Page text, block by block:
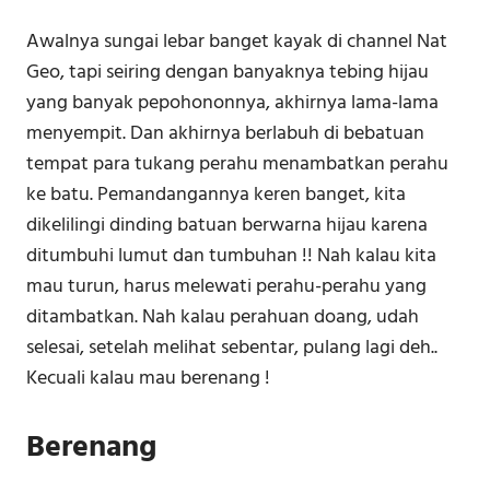
Awalnya sungai lebar banget kayak di channel Nat
Geo, tapi seiring dengan banyaknya tebing hijau
yang banyak pepohononnya, akhirnya lama-lama
menyempit. Dan akhirnya berlabuh di bebatuan
tempat para tukang perahu menambatkan perahu
ke batu. Pemandangannya keren banget, kita
dikelilingi dinding batuan berwarna hijau karena
ditumbuhi lumut dan tumbuhan !! Nah kalau kita
mau turun, harus melewati perahu-perahu yang
ditambatkan. Nah kalau perahuan doang, udah
selesai, setelah melihat sebentar, pulang lagi deh..
Kecuali kalau mau berenang !
Berenang